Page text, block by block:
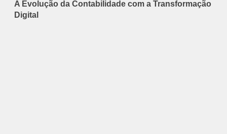
A Evolução da Contabilidade com a Transformação
Digital